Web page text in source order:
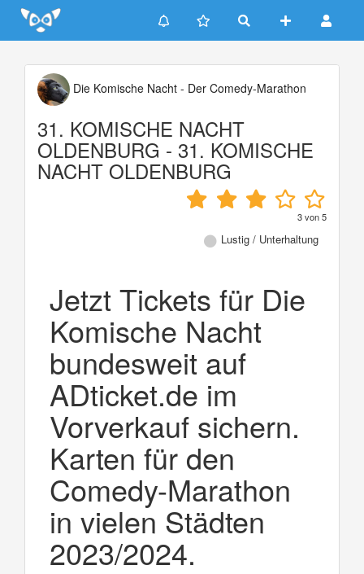
Update cookies preferences
Die Komische Nacht - Der Comedy-Marathon
31. KOMISCHE NACHT
OLDENBURG - 31. KOMISCHE
NACHT OLDENBURG
3von5
Lustig / Unterhaltung
Jetzt Tickets für Die
Komische Nacht
bundesweit auf
ADticket.de im
Vorverkauf sichern.
Karten für den
Comedy-Marathon
in vielen Städten
2023/2024.